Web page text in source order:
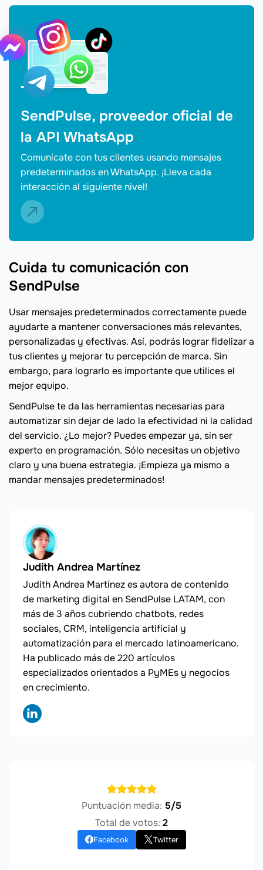
SendPulse, proveedor oficial de
la API WhatsApp
Comunícate con tus clientes usando mensajes
predeterminados en WhatsApp. ¡Lleva cada
interacción al siguiente nivel!
Cuida tu comunicación con
SendPulse
Usar mensajes predeterminados correctamente puede
ayudarte a mantener conversaciones más relevantes,
personalizadas y efectivas. Así, podrás lograr fidelizar a
tus clientes y mejorar tu percepción de marca. Sin
embargo, para lograrlo es importante que utilices el
mejor equipo.
SendPulse te da las herramientas necesarias para
automatizar sin dejar de lado la efectividad ni la calidad
del servicio. ¿Lo mejor? Puedes empezar ya, sin ser
experto en programación. Sólo necesitas un objetivo
claro y una buena estrategia. ¡Empieza ya mismo a
mandar mensajes predeterminados!
Judith Andrea Martínez
Judith Andrea Martínez es autora de contenido
de marketing digital en SendPulse LATAM, con
más de 3 años cubriendo chatbots, redes
sociales, CRM, inteligencia artificial y
automatización para el mercado latinoamericano.
Ha publicado más de 220 artículos
especializados orientados a PyMEs y negocios
en crecimiento.
Puntuación media: 5/5
Total de votos: 2
Facebook Twitter